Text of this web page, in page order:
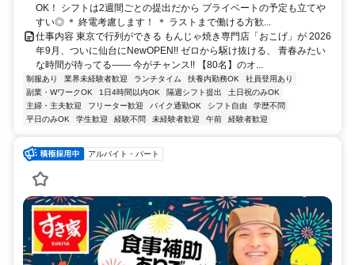
OK！ シフトは2週間ごとの提出だから プライベートの予定も立てや
すい◎ ＊ 終電考慮します！ ＊ ラストまで働ける方歓...
仕事内容 東京で行列ができる もんじゃ焼き専門店「おこげ」が 2026
年9月、ついに仙台にNewOPEN!! ゼロから駆け抜ける、 青春みたい
な時間が待ってる―― 今がチャンス!! 【80名】のオ...
制服あり 業界未経験者歓迎 ランチタイム 扶養内勤務OK
社員登用あり
副業・WワークOK
1日4時間以内OK 隔週シフト提出
土日祝のみOK
主婦・主夫歓迎
フリーター歓迎 バイク通勤OK シフト自由
学歴不問
平日のみOK
学生歓迎 経験不問 未経験者歓迎 午前 経験者歓迎
アルバイト・パート